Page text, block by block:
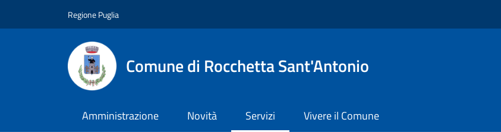
Regione Puglia
Comune di Rocchetta Sant'Antonio
Amministrazione Novità Servizi Vivere il Comune